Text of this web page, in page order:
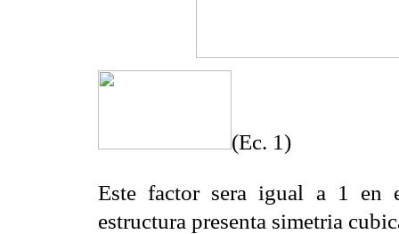
(Ec. 1)
Este factor sera igual a 1
estructura presenta simetria